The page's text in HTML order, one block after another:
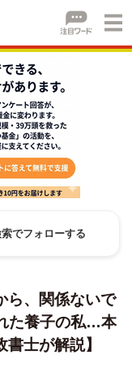
でフォローする
ら、関係ないで
た養子の私…本
士が解説】